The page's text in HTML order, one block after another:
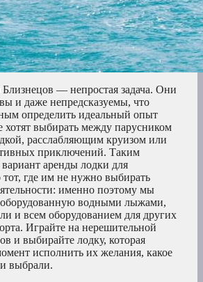
— непростая задача. Они
и даже непредсказуемы, что
определить идеальный опыт
выбирать между парусником
расслабляющим круизом или
приключений. Таким
аренды лодки для
где им не нужно выбирать
именно поэтому мы
оборудованную водными лыжами,
и всем оборудованием для других
Играйте на нерешительной
и выбирайте лодку, которая
исполнить их желания, какое
выбрали.